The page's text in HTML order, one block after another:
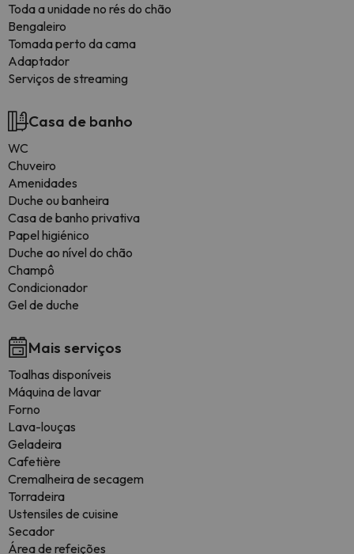
Toda a unidade no rés do chão
Bengaleiro
Tomada perto da cama
Adaptador
Serviços de streaming
Casa de banho
WC
Chuveiro
Amenidades
Duche ou banheira
Casa de banho privativa
Papel higiénico
Duche ao nível do chão
Champô
Condicionador
Gel de duche
Mais serviços
Toalhas disponíveis
Máquina de lavar
Forno
Lava-louças
Geladeira
Cafetière
Cremalheira de secagem
Torradeira
Ustensiles de cuisine
Secador
Área de refeições